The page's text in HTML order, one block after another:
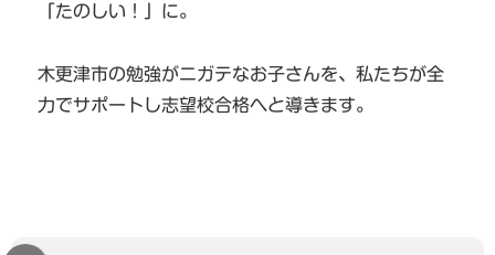
「たのしい！」に。
木更津市の勉強がニガテなお子さんを、私たちが全
力でサポートし志望校合格へと導きます。